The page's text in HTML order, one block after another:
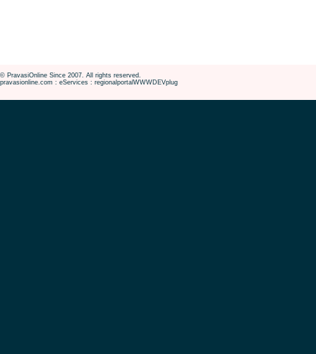
© PravasiOnline Since 2007. All rights reserved.
pravasionline.com : eServices : regionalportalWWWDEVplug